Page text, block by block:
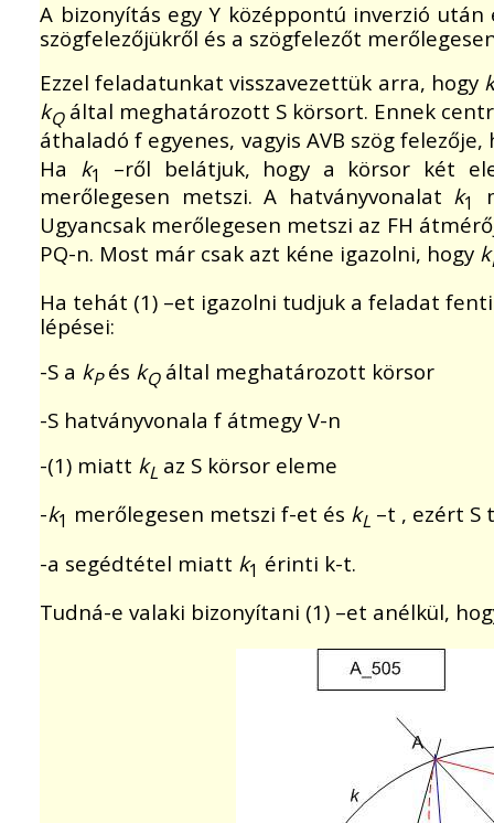
A bizonyítás egy Y középpontú inverzió
szögfelezőjükről és a szögfelezőt
Ezzel feladatunkat visszavezettük arra, hogy
kQáltal meghatározott S körsort. Ennek
áthaladó f egyenes, vagyis AVB szög
Ha k1
–ről belátjuk, hogy a körsor két
merőlegesen metszi. A hatványvonalat k1
Ugyancsak merőlegesen metszi az FH
PQ-n. Most már csak azt kéne igazolni, hogy k
Ha tehát (1) –et igazolni tudjuk a feladat
lépései:
-S a kPés kQáltal meghatározott körsor
-S hatványvonala f átmegy V-n
-(1) miatt kL az S körsor eleme
-k1 merőlegesen metszi f-et és kL –t , ezért
-a segédtétel miatt k1 érinti k-t.
Tudná-e valaki bizonyítani (1) –et anélkül,